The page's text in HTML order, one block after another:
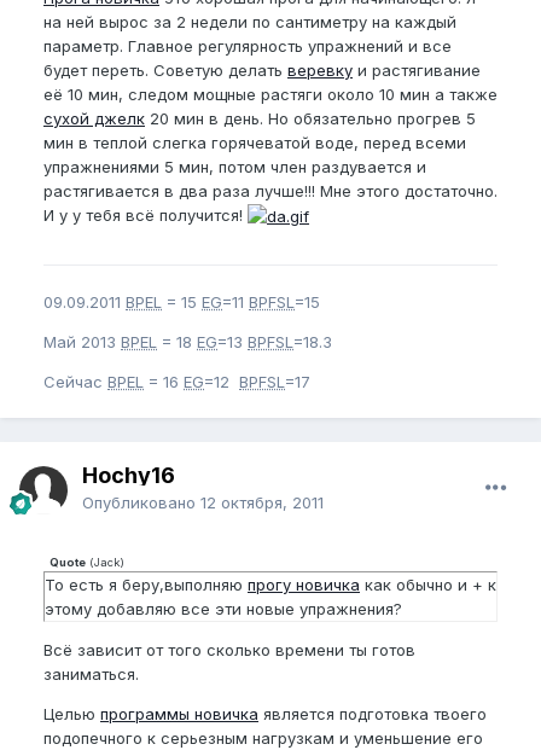
на ней вырос за 2 недели по сантиметру на каждый
параметр. Главное регулярность упражнений и все
будет переть. Советую делать веревку и растягивание
её 10 мин, следом мощные растяги около 10 мин а также
сухой джелк 20 мин в день. Но обязательно прогрев 5
мин в теплой слегка горячеватой воде, перед всеми
упражнениями 5 мин, потом член раздувается и
растягивается в два раза лучше!!! Мне этого достаточно.
И у у тебя всё получится!
09.09.2011 BPEL = 15 EG=11 BPFSL =15
Май 2013 BPEL = 18 EG=13 BPFSL =18.3
Сейчас BPEL = 16 EG=12 BPFSL =17
Hochy16
Опубликовано 12 октября, 2011
Quote (Jack)
То есть я беру,выполняю прогу новичка как обычно и + к
этому добавляю все эти новые упражнения?
Всё зависит от того сколько времени ты готов
заниматься.
Целью программы новичка является подготовка твоего
подопечного к серьезным нагрузкам и уменьшение его